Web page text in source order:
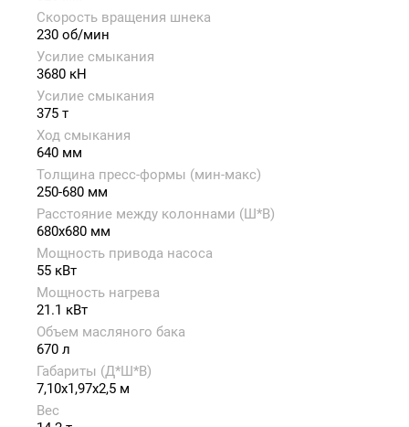
Скорость вращения шнека
230 об/мин
Усилие смыкания
3680 кН
Усилие смыкания
375 т
Ход смыкания
640 мм
Толщина пресс-формы (мин-макс)
250-680 мм
Расстояние между колоннами (Ш*В)
680x680 мм
Мощность привода насоса
55 кВт
Мощность нагрева
21.1 кВт
Объем масляного бака
670 л
Габариты (Д*Ш*В)
7,10x1,97x2,5 м
Вес